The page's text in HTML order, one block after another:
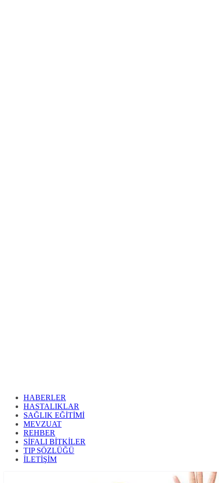
HABERLER
HASTALIKLAR
SAĞLIK EĞİTİMİ
MEVZUAT
REHBER
SİFALI BİTKİLER
TIP SÖZLÜĞÜ
İLETİŞİM